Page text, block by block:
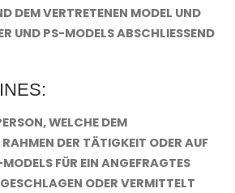
DEM VERTRETENEN MODEL UND
UND PS-MODELS ABSCHLIESSEND R
WELCHE DEM
DER TÄTIGKEIT ODER AUF
FÜR EIN ANGEFRAGTES
ODER VERMITTELT